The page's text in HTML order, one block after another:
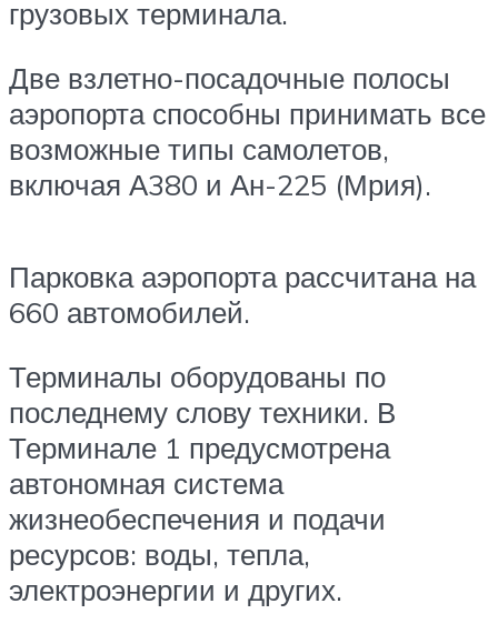
грузовых терминала.
Две взлетно-посадочные полосы
аэропорта способны принимать все
возможные типы самолетов,
включая А380 и Ан-225 (Мрия).
Парковка аэропорта рассчитана на
660 автомобилей.
Терминалы оборудованы по
последнему слову техники. В
Терминале 1 предусмотрена
автономная система
жизнеобеспечения и подачи
ресурсов: воды, тепла,
электроэнергии и других.